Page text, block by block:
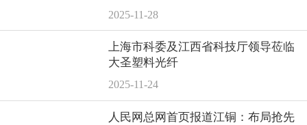
建明一行莅临泰豪
2025-11-28
上海市科委及江西省科技厅领导莅临
大圣塑料光纤
2025-11-24
人民网总网首页报道江铜：布局抢先